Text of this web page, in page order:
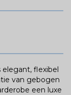
elegant, flexibel
van gebogen
een luxe